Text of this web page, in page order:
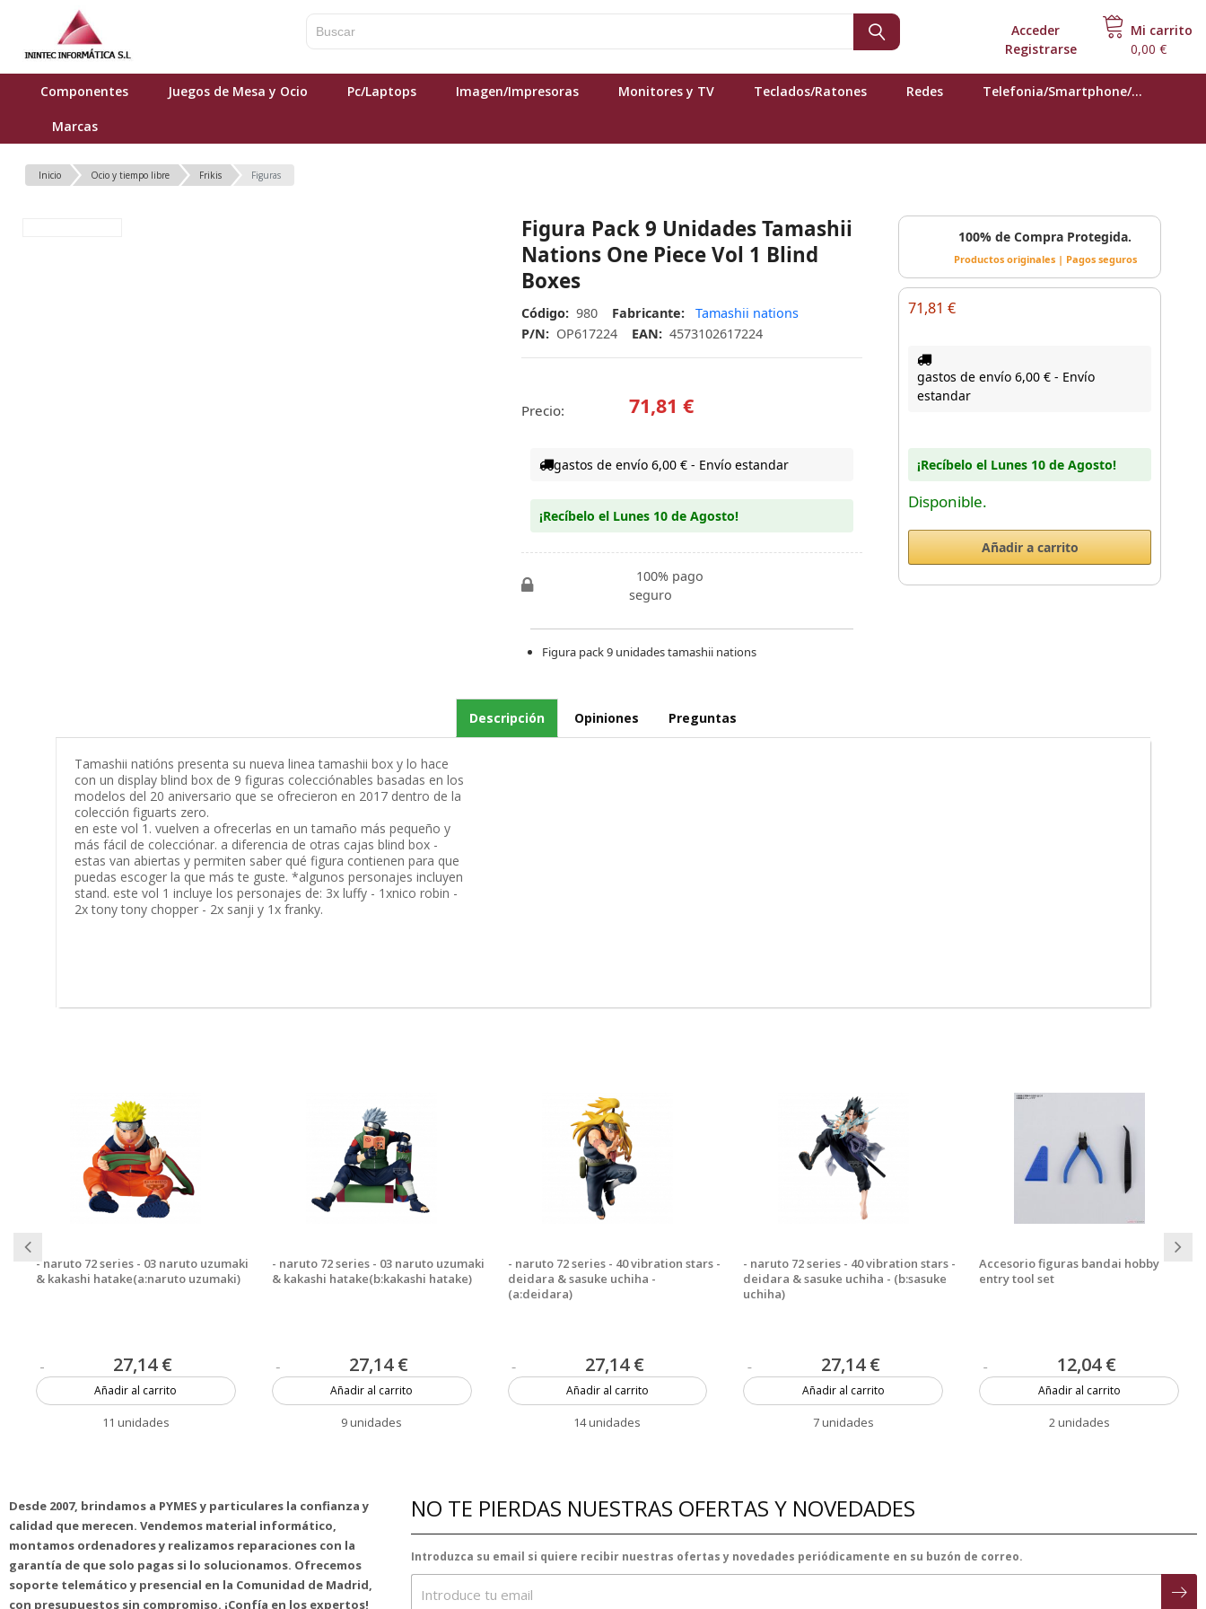
Mi carrito
0,00 €
Accedero
Registrarse
Componentes Juegos de Mesa y Ocio Pc/Laptops Imagen/Impresoras Monitores y TV Teclados/Ratones Redes Telefonia/Smartphone/...
Marcas
Inicio Ocio y tiempo libre Frikis Figuras
Figura Pack 9 Unidades Tamashii
Nations One Piece Vol 1 Blind
Boxes
Código: 980 Fabricante:
Tamashii nations
P/N: OP617224 EAN: 4573102617224
Precio: 71,81 €
gastos de envío 6,00 € - Envío estandar
¡Recíbelo el Lunes 10 de Agosto!
100% pago
seguro
Figura pack 9 unidades tamashii nations
100% de Compra Protegida.
Productos originales | Pagos seguros
71,81 €
gastos de envío 6,00 € - Envío
estandar
¡Recíbelo el Lunes 10 de Agosto!
Disponible.
Descripción Opiniones Preguntas
Tamashii natións presenta su nueva linea tamashii box y lo hace
con un display blind box de 9 figuras colecciónables basadas en los
modelos del 20 aniversario que se ofrecieron en 2017 dentro de la
colección figuarts zero.
en este vol 1. vuelven a ofrecerlas en un tamaño más pequeño y
más fácil de colecciónar. a diferencia de otras cajas blind box -
estas van abiertas y permiten saber qué figura contienen para que
puedas escoger la que más te guste. *algunos personajes incluyen
stand. este vol 1 incluye los personajes de: 3x luffy - 1xnico robin -
2x tony tony chopper - 2x sanji y 1x franky.
- naruto 72 series - 03 naruto uzumaki
& kakashi hatake(a:naruto uzumaki)
27,14 €
Añadir al carrito
11 unidades
- naruto 72 series - 03 naruto uzumaki
& kakashi hatake(b:kakashi hatake)
27,14 €
Añadir al carrito
9 unidades
- naruto 72 series - 40 vibration stars -
deidara & sasuke uchiha -
(a:deidara)
27,14 €
Añadir al carrito
14 unidades
- naruto 72 series - 40 vibration stars -
deidara & sasuke uchiha - (b:sasuke
uchiha)
27,14 €
Añadir al carrito
7 unidades
Accesorio figuras bandai hobby
entry tool set
12,04 €
Añadir al carrito
2 unidades
Desde 2007, brindamos a PYMES y particulares la confianza y
calidad que merecen. Vendemos material informático,
montamos ordenadores y realizamos reparaciones con la
garantía de que solo pagas si lo solucionamos. Ofrecemos
soporte telemático y presencial en la Comunidad de Madrid,
con presupuestos sin compromiso. ¡Confía en los expertos!
NO TE PIERDAS NUESTRAS OFERTAS Y NOVEDADES
Introduzca su email si quiere recibir nuestras ofertas y novedades periódicamente en su buzón de correo.